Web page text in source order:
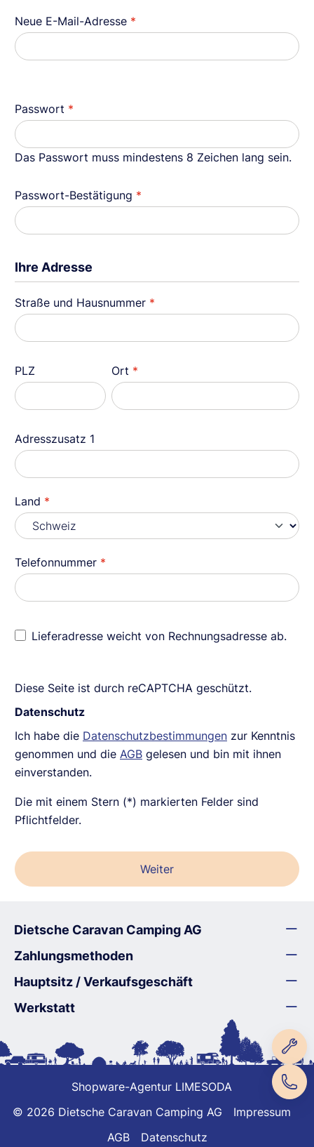
Neue E-Mail-Adresse *
Passwort *
Das Passwort muss mindestens 8 Zeichen lang sein.
Passwort-Bestätigung *
Ihre Adresse
Straße und Hausnummer *
PLZ Ort *
Adresszusatz 1
Land *
Telefonnummer *
Lieferadresse weicht von Rechnungsadresse ab.
Diese Seite ist durch reCAPTCHA geschützt.
Datenschutz
Ich habe die Datenschutzbestimmungen zur Kenntnis
genommen und die AGB gelesen und bin mit ihnen
einverstanden.
Die mit einem Stern (*) markierten Felder sind
Pflichtfelder.
Weiter
Dietsche Caravan Camping AG
Zahlungsmethoden
Hauptsitz / Verkaufsgeschäft
Werkstatt
Shopware-Agentur LIMESODA
© 2026 Dietsche Caravan Camping AG
Impressum
AGB
Datenschutz